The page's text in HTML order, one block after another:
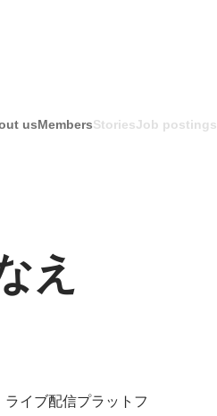
usMembersStoriesJob postings
え
イブ配信プラットフ